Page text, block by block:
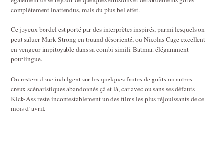
complètement inattendus, mais du plus bel effet.
Ce joyeux bordel est porté par des interprètes inspirés, parmi lesquels on
peut saluer Mark Strong en truand désorienté, ou Nicolas Cage excellent
en vengeur impitoyable dans sa combi simili-Batman élégamment
pourlingue.
On restera donc indulgent sur les quelques fautes de goûts ou autres
creux scénaristiques abandonnés çà et là, car avec ou sans ses défauts
Kick-Ass reste incontestablement un des films les plus réjouissants de ce
mois d’avril.